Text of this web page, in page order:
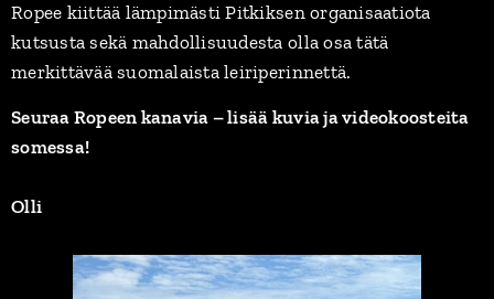
Ropee kiittää lämpimästi Pitkiksen organisaatiota
kutsusta sekä mahdollisuudesta olla osa tätä
merkittävää suomalaista leiriperinnettä.
Seuraa Ropeen kanavia – lisää kuvia ja videokoosteita
somessa!
Olli